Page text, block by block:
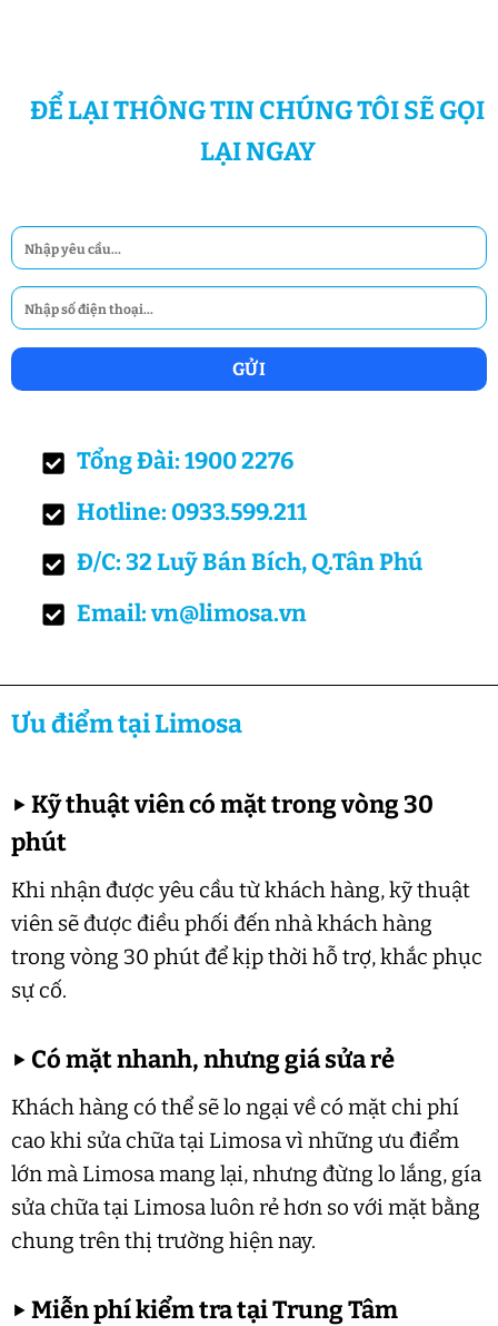
ĐỂ LẠI THÔNG TIN CHÚNG TÔI SẼ GỌI
LẠI NGAY
Tổng Đài: 1900 2276
Hotline: 0933.599.211
Đ/C: 32 Luỹ Bán Bích, Q.Tân Phú
Email: vn@limosa.vn
Ưu điểm tại Limosa
▶Kỹ thuật viên có mặt trong vòng 30
phút
Khi nhận được yêu cầu từ khách hàng, kỹ thuật
viên sẽ được điều phối đến nhà khách hàng
trong vòng 30 phút để kịp thời hỗ trợ, khắc phục
sự cố.
▶ Có mặt nhanh, nhưng giá sửa rẻ
Khách hàng có thể sẽ lo ngại về có mặt chi phí
cao khi sửa chữa tại Limosa vì những ưu điểm
lớn mà Limosa mang lại, nhưng đừng lo lắng, gía
sửa chữa tại Limosa luôn rẻ hơn so với mặt bằng
chung trên thị trường hiện nay.
▶Miễn phí kiểm tra tại Trung Tâm